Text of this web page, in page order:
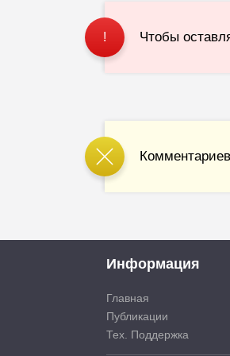
! Чтобы
Информация
Главная
Публикации
Тех. Поддержка